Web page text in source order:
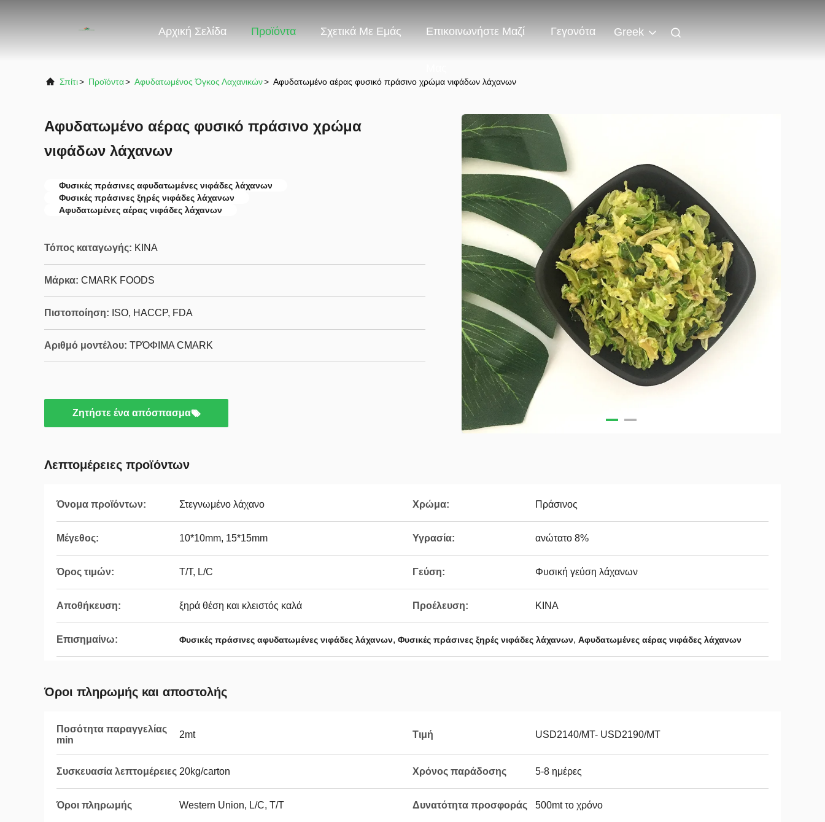
Αρχική Σελίδα Προϊόντα Σχετικά Με Εμάς Επικοινωνήστε Μαζί Γεγονότα Greek
Σπίτι> Προϊόντα> Αφυδατωμένος Όγκος Λαχανικών> Αφυδατωμένο αέρας φυσικό πράσινο χρώμα νιφάδων λάχανων
Αφυδατωμένο αέρας φυσικό πράσινο χρώμα
νιφάδων λάχανων
Φυσικές πράσινες αφυδατωμένες νιφάδες λάχανων
Φυσικές πράσινες ξηρές νιφάδες λάχανων
Αφυδατωμένες αέρας νιφάδες λάχανων
Τόπος καταγωγής: ΚΙΝΑ
Μάρκα: CMARK FOODS
Πιστοποίηση: ISO, HACCP, FDA
Αριθμό μοντέλου: ΤΡΌΦΙΜΑ CMARK
Ζητήστε ένα απόσπασμα
Λεπτομέρειες προϊόντων
Όνομα προϊόντων: Στεγνωμένο λάχανο Χρώμα: Πράσινος
Μέγεθος: 10*10mm, 15*15mm Υγρασία: ανώτατο 8%
Όρος τιμών: T/T, L/C Γεύση: Φυσική γεύση λάχανων
Αποθήκευση: ξηρά θέση και κλειστός καλά Προέλευση: ΚΙΝΑ
Επισημαίνω: Φυσικές πράσινες αφυδατωμένες νιφάδες λάχανων, Φυσικές πράσινες ξηρές νιφάδες λάχανων, Αφυδατωμένες αέρας νιφάδες λάχανων
Όροι πληρωμής και αποστολής
Ποσότητα παραγγελίας
min
2mt Τιμή USD2140/MT- USD2190/MT
Συσκευασία λεπτομέρειες 20kg/carton Χρόνος παράδοσης 5-8 ημέρες
Όροι πληρωμής Western Union, L/C, T/T Δυνατότητα προσφοράς 500mt το χρόνο